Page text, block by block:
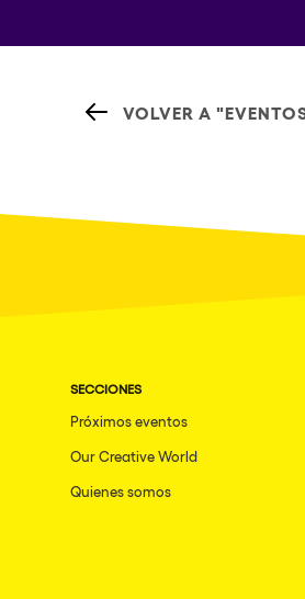
VOLVER A
SECCIONES
Próximos eventos
Our Creative World
Quienes somos